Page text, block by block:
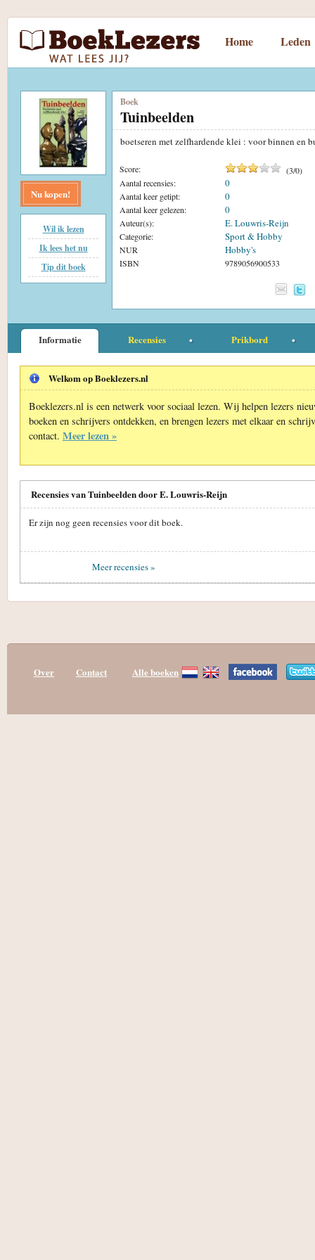
Home Leden
Nu kopen!
Wil ik lezen
Ik lees het nu
Tip dit boek
Boek
Tuinbeelden
boetseren met zelfhardende klei : voor binnen en
Score: (3/0)
Aantal recensies:
0
Aantal keer getipt: 0
Aantal keer gelezen: 0
Auteur(s): E. Louwris-Reijn
Categorie: Sport & Hobby
NUR Hobby's
ISBN 9789056900533
Informatie Recensies Prikbord
Welkom op Boeklezers.nl
Boeklezers.nl is een netwerk voor sociaal lezen. Wij helpen lezers
boeken en schrijvers ontdekken, en brengen lezers met elkaar en
contact. Meer lezen »
Recensies van Tuinbeelden door E. Louwris-Reijn
Er zijn nog geen recensies voor dit boek.
Meer recensies »
Over Contact Alle boeken